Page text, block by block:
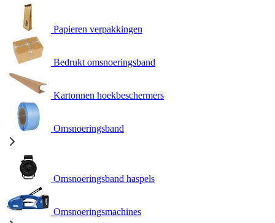
Papieren verpakkingen
Bedrukt omsnoeringsband
Kartonnen hoekbeschermers
Omsnoeringsband
Omsnoeringsband haspels
Omsnoeringsmachines